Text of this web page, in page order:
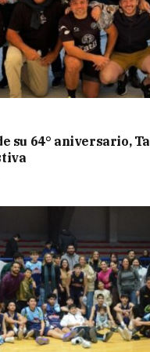
su 64° aniversario,